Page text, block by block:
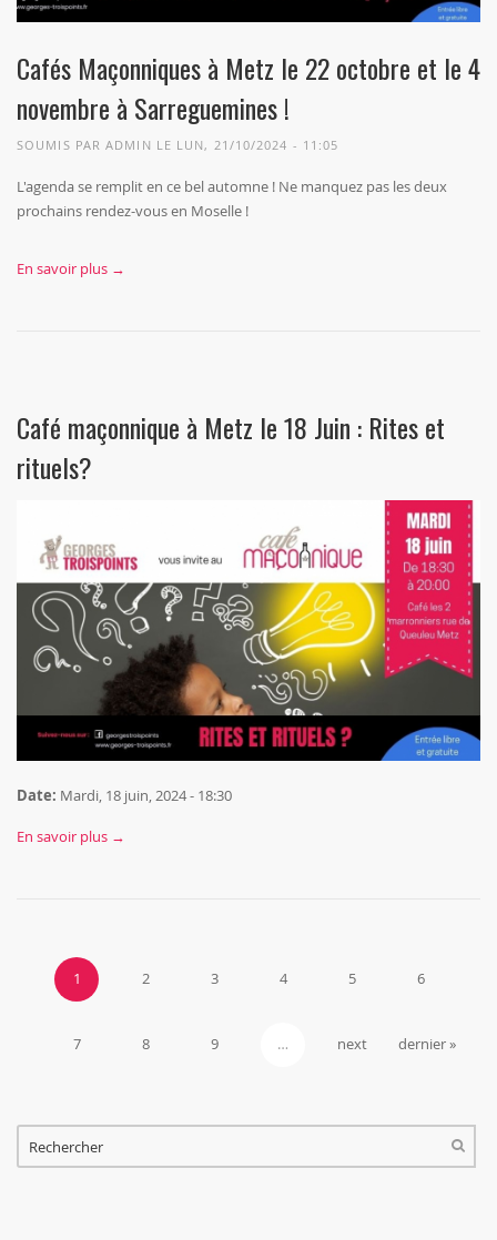
Cafés Maçonniques à Metz le 22 octobre et le 4
novembre à Sarreguemines !
SOUMIS PARADMIN LE LUN, 21/10/2024 - 11:05
L'agenda se remplit en ce bel automne ! Ne manquez pas les deux
prochains rendez-vous en Moselle !
En savoir plus →
Café maçonnique à Metz le 18 Juin : Rites et
rituels?
Date: Mardi, 18 juin, 2024 - 18:30
En savoir plus →
1 2 3 4 5 6
7 8 9 … next dernier »
FORMULAIRE DE RECHERCHE